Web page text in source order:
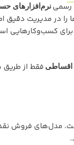
نرم‌افزارهای
را در مدیریت دقیق
برای
اقساطی فقط از طریق
مدل‌های فروش